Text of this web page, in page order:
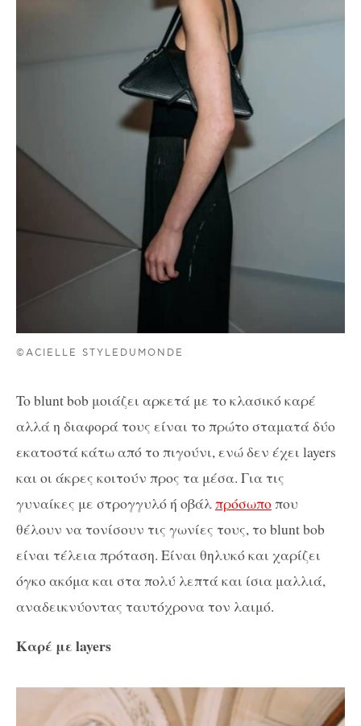
©ACIELLE STYLEDUMONDE
To blunt bob μοιάζει αρκετά με το κλασικό καρέ
αλλά η διαφορά τους είναι το πρώτο σταματά δύο
εκατοστά κάτω από το πιγούνι, ενώ δεν έχει layers
και οι άκρες κοιτούν προς τα μέσα. Για τις
γυναίκες με στρογγυλό ή οβάλπρόσωποπου
θέλουν να τονίσουν τις γωνίες τους, το blunt bob
είναι τέλεια πρόταση. Είναι θηλυκό και χαρίζει
όγκο ακόμα και στα πολύ λεπτά και ίσια μαλλιά,
αναδεικνύοντας ταυτόχρονα τον λαιμό.
Καρέ με layers